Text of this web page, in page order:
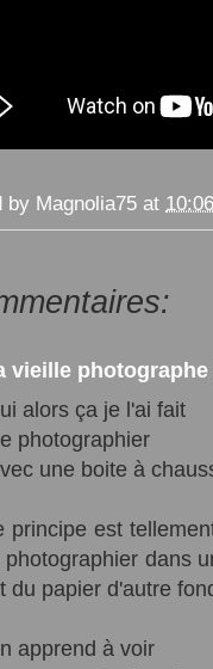
by Magnolia75 at 10:06
vieille
alors ça je l'ai fait
photographier
une boite à
principe est
photographier dans
du papier d'autre
apprend à voir